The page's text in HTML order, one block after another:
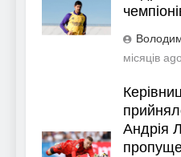
місяців ago
Андрія